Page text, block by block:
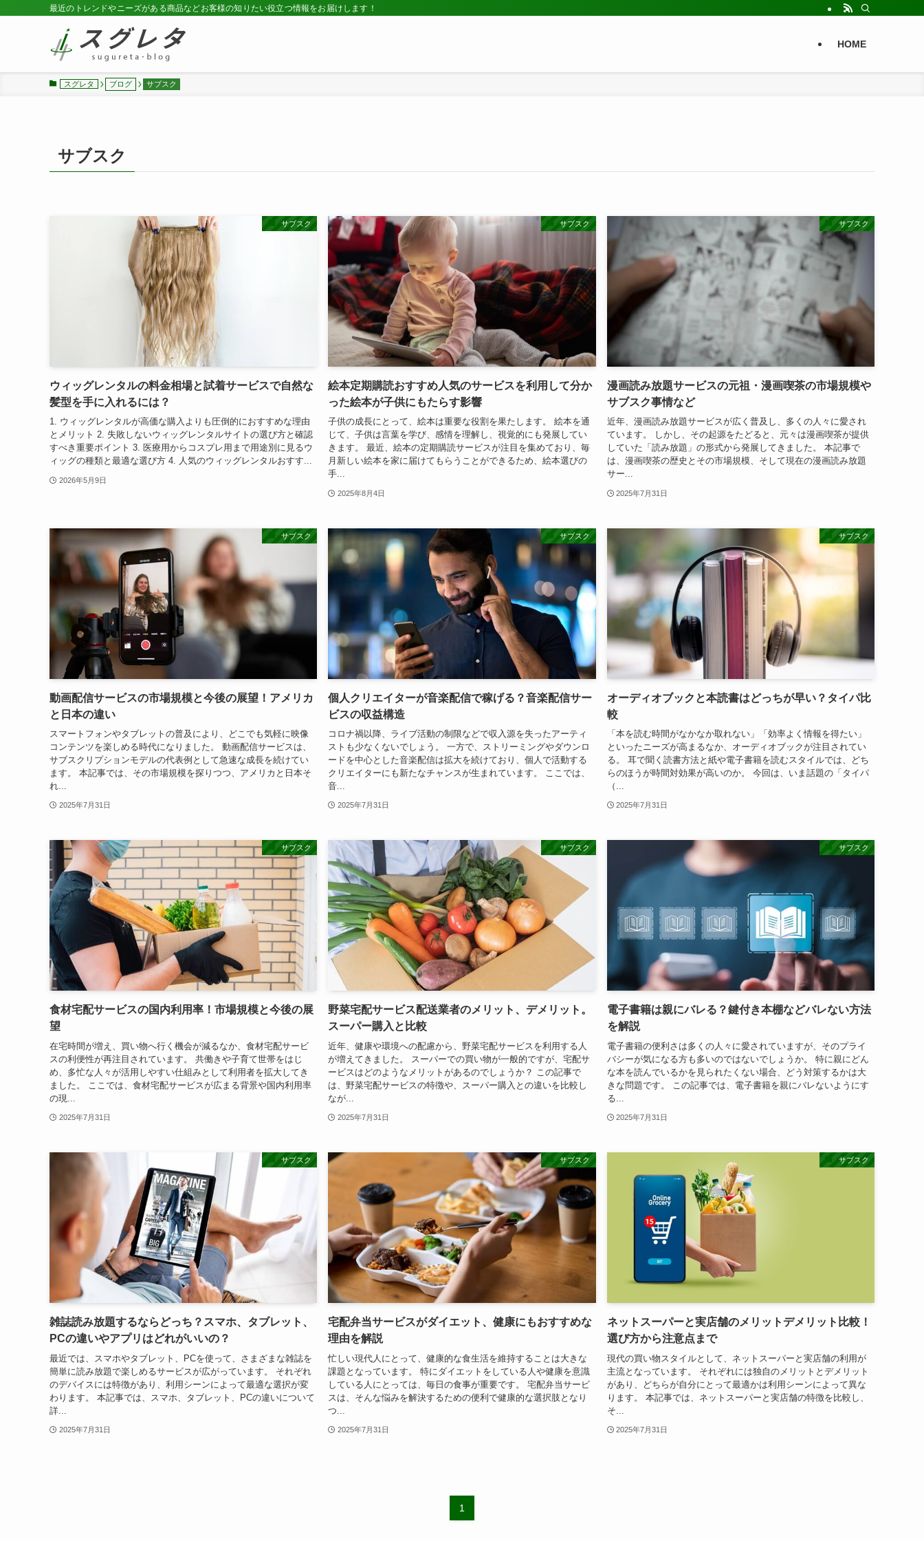
最近のトレンドやニーズがある商品などお客様の知りたい役立つ情報をお届けします！
HOME
スグレタ ブログ サブスク
サブスク
サブスク
ウィッグレンタルの料金相場と試着サービスで自然な
髪型を手に入れるには？
1. ウィッグレンタルが高価な購入よりも圧倒的におすすめな理由
とメリット 2. 失敗しないウィッグレンタルサイトの選び方と確認
すべき重要ポイント 3. 医療用からコスプレ用まで用途別に見るウ
ィッグの種類と最適な選び方 4. 人気のウィッグレンタルおすす...
2026年5月9日
サブスク
絵本定期購読おすすめ人気のサービスを利用して分か
った絵本が子供にもたらす影響
子供の成長にとって、絵本は重要な役割を果たします。 絵本を通
じて、子供は言葉を学び、感情を理解し、視覚的にも発展してい
きます。 最近、絵本の定期購読サービスが注目を集めており、毎
月新しい絵本を家に届けてもらうことができるため、絵本選びの
手...
2025年8月4日
サブスク
漫画読み放題サービスの元祖・漫画喫茶の市場規模や
サブスク事情など
近年、漫画読み放題サービスが広く普及し、多くの人々に愛され
ています。 しかし、その起源をたどると、元々は漫画喫茶が提供
していた「読み放題」の形式から発展してきました。 本記事で
は、漫画喫茶の歴史とその市場規模、そして現在の漫画読み放題
サー...
2025年7月31日
サブスク
動画配信サービスの市場規模と今後の展望！アメリカ
と日本の違い
スマートフォンやタブレットの普及により、どこでも気軽に映像
コンテンツを楽しめる時代になりました。 動画配信サービスは、
サブスクリプションモデルの代表例として急速な成長を続けてい
ます。 本記事では、その市場規模を探りつつ、アメリカと日本そ
れ...
2025年7月31日
サブスク
個人クリエイターが音楽配信で稼げる？音楽配信サー
ビスの収益構造
コロナ禍以降、ライブ活動の制限などで収入源を失ったアーティ
ストも少なくないでしょう。 一方で、ストリーミングやダウンロ
ードを中心とした音楽配信は拡大を続けており、個人で活動する
クリエイターにも新たなチャンスが生まれています。 ここでは、
音...
2025年7月31日
サブスク
オーディオブックと本読書はどっちが早い？タイパ比
較
「本を読む時間がなかなか取れない」「効率よく情報を得たい」
といったニーズが高まるなか、オーディオブックが注目されてい
る。 耳で聞く読書方法と紙や電子書籍を読むスタイルでは、どち
らのほうが時間対効果が高いのか。 今回は、いま話題の「タイパ
（...
2025年7月31日
サブスク
食材宅配サービスの国内利用率！市場規模と今後の展
望
在宅時間が増え、買い物へ行く機会が減るなか、食材宅配サービ
スの利便性が再注目されています。 共働きや子育て世帯をはじ
め、多忙な人々が活用しやすい仕組みとして利用者を拡大してき
ました。 ここでは、食材宅配サービスが広まる背景や国内利用率
の現...
2025年7月31日
サブスク
野菜宅配サービス配送業者のメリット、デメリット。
スーパー購入と比較
近年、健康や環境への配慮から、野菜宅配サービスを利用する人
が増えてきました。 スーパーでの買い物が一般的ですが、宅配サ
ービスはどのようなメリットがあるのでしょうか？ この記事で
は、野菜宅配サービスの特徴や、スーパー購入との違いを比較し
なが...
2025年7月31日
サブスク
電子書籍は親にバレる？鍵付き本棚などバレない方法
を解説
電子書籍の便利さは多くの人々に愛されていますが、そのプライ
バシーが気になる方も多いのではないでしょうか。 特に親にどん
な本を読んでいるかを見られたくない場合、どう対策するかは大
きな問題です。 この記事では、電子書籍を親にバレないようにす
る...
2025年7月31日
サブスク
雑誌読み放題するならどっち？スマホ、タブレット、
PCの違いやアプリはどれがいいの？
最近では、スマホやタブレット、PCを使って、さまざまな雑誌を
簡単に読み放題で楽しめるサービスが広がっています。 それぞれ
のデバイスには特徴があり、利用シーンによって最適な選択が変
わります。 本記事では、スマホ、タブレット、PCの違いについて
詳...
2025年7月31日
サブスク
宅配弁当サービスがダイエット、健康にもおすすめな
理由を解説
忙しい現代人にとって、健康的な食生活を維持することは大きな
課題となっています。 特にダイエットをしている人や健康を意識
している人にとっては、毎日の食事が重要です。 宅配弁当サービ
スは、そんな悩みを解決するための便利で健康的な選択肢となり
つ...
2025年7月31日
サブスク
ネットスーパーと実店舗のメリットデメリット比較！
選び方から注意点まで
現代の買い物スタイルとして、ネットスーパーと実店舗の利用が
主流となっています。 それぞれには独自のメリットとデメリット
があり、どちらが自分にとって最適かは利用シーンによって異な
ります。 本記事では、ネットスーパーと実店舗の特徴を比較し、
そ...
2025年7月31日
1